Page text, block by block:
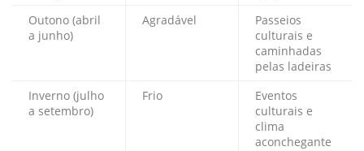
Outono (abril
a junho)
Agradável
Passeios
culturais e
caminhadas
pelas ladeiras
Inverno (julho
a setembro)
Frio
Eventos
culturais e
clima
aconchegante